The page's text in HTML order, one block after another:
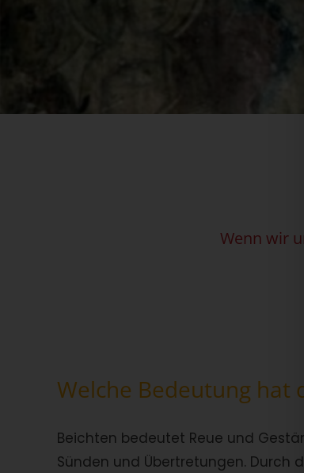
Wenn wir
Welche Bedeutung hat
Beichten bedeutet Reue und
Sünden und Übertretungen. Durch